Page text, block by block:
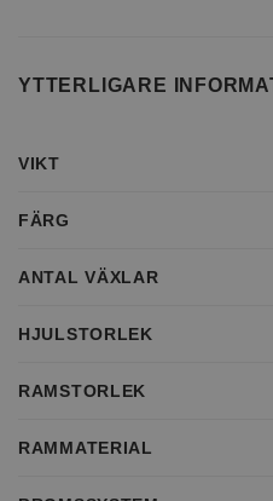
YTTERLIGARE
VIKT
FÄRG
ANTAL VÄXLAR
HJULSTORLEK
RAMSTORLEK
RAMMATERIAL